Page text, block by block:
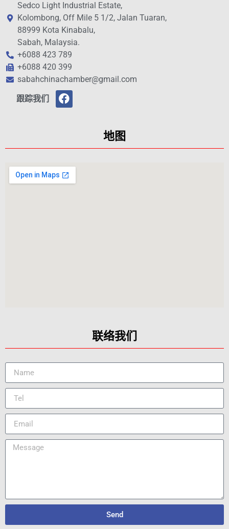
Sedco Light Industrial Estate,
Kolombong, Off Mile 5 1/2, Jalan Tuaran,
88999 Kota Kinabalu,
Sabah, Malaysia.
+6088 423 789
+6088 420 399
sabahchinachamber@gmail.com
跟踪我们
地图
联络我们
Send